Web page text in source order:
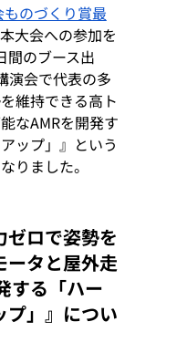
のづくり賞最
大会への参加を
間のブース出
演会で代表の多
維持できる高ト
なAMRを開発す
ップ」』という
りました。
ゼロで姿勢を
ータと屋外走
する「ハー
プ」』につい